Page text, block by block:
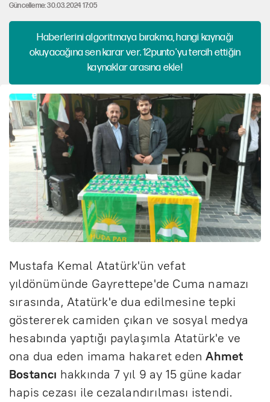
Güncelleme: 30.03.2024 17:05
Haberlerini algoritmaya bırakma, hangi kaynağı
okuyacağına sen karar ver. 12punto'yu tercih ettiğin
kaynaklar arasına ekle!
Mustafa Kemal Atatürk'ün vefat
yıldönümünde Gayrettepe'de Cuma namazı
sırasında, Atatürk'e dua edilmesine tepki
göstererek camiden çıkan ve sosyal medya
hesabında yaptığı paylaşımla Atatürk'e ve
ona dua eden imama hakaret edenAhmet
Bostancı hakkında 7 yıl 9 ay 15 güne kadar
hapis cezası ile cezalandırılması istendi.